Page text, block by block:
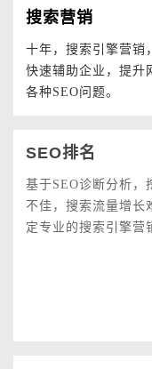
搜索营销
十年，搜索引擎营销
快速辅助企业，提升
各种SEO问题。
SEO排名
基于SEO诊断分析，
不佳，搜索流量增长
定专业的搜索引擎营